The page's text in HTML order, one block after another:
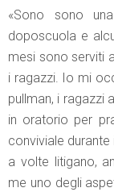
«Sono sono
doposcuola e
mesi sono serviti
i ragazzi. Io mi
pullman, i ragazzi
in oratorio per
conviviale
a volte litigano,
me uno degli